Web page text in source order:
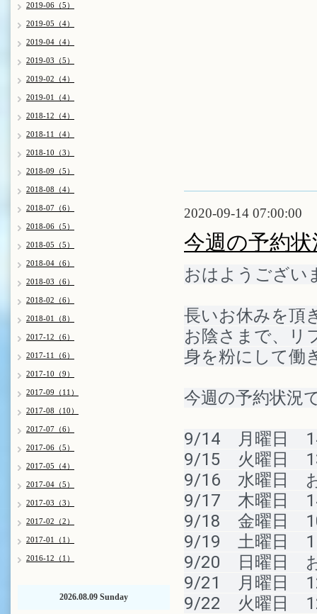
2020-09-14 07:00:00
今週の予約
おはようござい
長いお休みを頂
お陰さまで、リ
身を粉にして働
今週の予約状況
9/14　月曜日　
9/15　火曜日　
9/16　水曜日　
9/17　木曜日　
9/18　金曜日　
9/19　土曜日　
9/20　日曜日　
9/21　月曜日　
9/22　火曜日　
2019-06（5）
2019-05（4）
2019-04（4）
2019-03（5）
2019-02（4）
2019-01（4）
2018-12（4）
2018-11（4）
2018-10（3）
2018-09（5）
2018-08（4）
2018-07（6）
2018-06（5）
2018-05（5）
2018-04（6）
2018-03（6）
2018-02（6）
2018-01（8）
2017-12（6）
2017-11（6）
2017-10（9）
2017-09（11）
2017-08（10）
2017-07（6）
2017-06（5）
2017-05（4）
2017-04（5）
2017-03（3）
2017-02（2）
2017-01（1）
2016-12（1）
2026.08.09 Sunday